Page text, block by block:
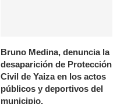
Bruno Medina, denuncia la
desaparición de Protección
Civil de Yaiza en los actos
públicos y deportivos del
municipio.